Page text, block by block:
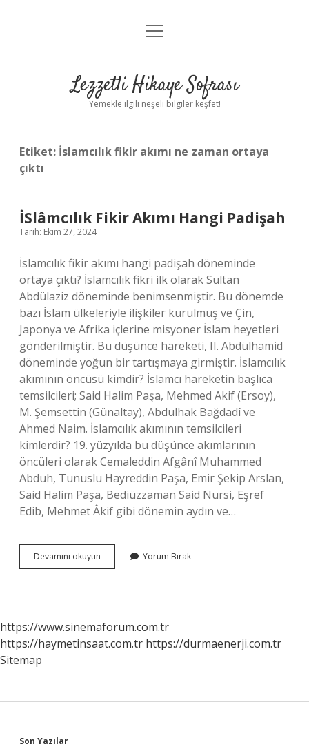
Anasayfa
Yasal Uyarı
menüyü
Lezzetli Hikaye Sofrası
Yemekle ilgili neşeli bilgiler keşfet!
Etiket: İslamcılık fikir akımı ne zaman ortaya
çıktı
İSlâmcılık Fikir Akımı Hangi Padişah
Tarih: Ekim 27, 2024
İslamcılık fikir akımı hangi padişah döneminde
ortaya çıktı? İslamcılık fikri ilk olarak Sultan
Abdülaziz döneminde benimsenmiştir. Bu dönemde
bazı İslam ülkeleriyle ilişkiler kurulmuş ve Çin,
Japonya ve Afrika içlerine misyoner İslam heyetleri
gönderilmiştir. Bu düşünce hareketi, II. Abdülhamid
döneminde yoğun bir tartışmaya girmiştir. İslamcılık
akımının öncüsü kimdir? İslamcı hareketin başlıca
temsilcileri; Said Halim Paşa, Mehmed Akif (Ersoy),
M. Şemsettin (Günaltay), Abdulhak Bağdadî ve
Ahmed Naim. İslamcılık akımının temsilcileri
kimlerdir? 19. yüzyılda bu düşünce akımlarının
öncüleri olarak Cemaleddin Afgânî Muhammed
Abduh, Tunuslu Hayreddin Paşa, Emir Şekip Arslan,
Said Halim Paşa, Bediüzzaman Said Nursi, Eşref
Edib, Mehmet Âkif gibi dönemin aydın ve…
Devamını okuyun İSlâmcılık
Fikir
Yorum Bırak
https://www.sinemaforum.com.tr
https://haymetinsaat.com.tr https://durmaenerji.com.tr
Sitemap
Son Yazılar